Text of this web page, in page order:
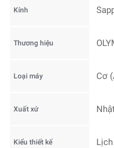
Kính
Thương hiệu
Loại máy Cơ
Xuất xứ
Kiểu thiết kế